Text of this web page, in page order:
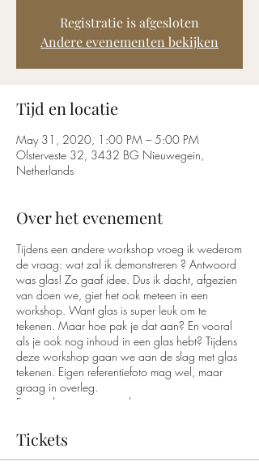
Registratie is afgesloten
Andere evenementen bekijken
Tijd en locatie
May 31, 2020, 1:00 PM – 5:00 PM
Olsterveste 32, 3432 BG Nieuwegein,
Netherlands
Over het evenement
Tijdens een andere workshop vroeg ik wederom
de vraag: wat zal ik demonstreren ? Antwoord
was glas! Zo gaaf idee. Dus ik dacht, afgezien
van doen we, giet het ook meteen in een
workshop. Want glas is super leuk om te
tekenen. Maar hoe pak je dat aan? En vooral
als je ook nog inhoud in een glas hebt? Tijdens
deze workshop gaan we aan de slag met glas
tekenen. Eigen referentiefoto mag wel, maar
graag in overleg.
Foto is demonstratie werkje
Soms duurt het nog even voordat de
workshop/cursus plaats vind. Dan kan ik me
Tickets